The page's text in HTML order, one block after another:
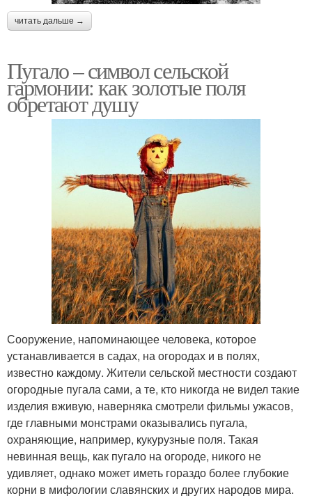
читать дальше →
Пугало – символ сельской
гармонии: как золотые поля
обретают душу
Сооружение, напоминающее человека, которое
устанавливается в садах, на огородах и в полях,
известно каждому. Жители сельской местности создают
огородные пугала сами, а те, кто никогда не видел такие
изделия вживую, наверняка смотрели фильмы ужасов,
где главными монстрами оказывались пугала,
охраняющие, например, кукурузные поля. Такая
невинная вещь, как пугало на огороде, никого не
удивляет, однако может иметь гораздо более глубокие
корни в мифологии славянских и других народов мира.